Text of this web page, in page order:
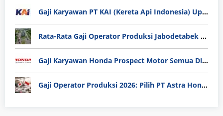
Gaji Karyawan PT KAI (Kereta Api Indonesia) Update 2025
Rata-Rata Gaji Operator Produksi Jabodetabek 2025: Bedah Tuntas UMK, Lemburan, dan Realita Hidup Buruh
Gaji Karyawan Honda Prospect Motor Semua Divisi
Gaji Operator Produksi 2026: Pilih PT Astra Honda Motor (AHM) atau Manufaktur di Jepang?